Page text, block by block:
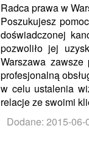
Radca prawa w
Poszukujesz
doświadczonej
pozwoliło jej
Warszawa
profesjonalną
w celu ustalenia
relacje ze swoimi
Dodane: 2015-06-